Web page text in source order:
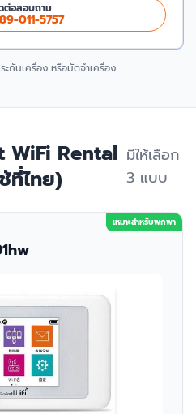
ต่อสอบถาม
011-5757
ะกันเครื่อง หรือมัดจำเครื่อง
WiFi Rental
ที่ไทย)
มีให้เลือก
3 แบบ
เหมาะสำหรับพกพา